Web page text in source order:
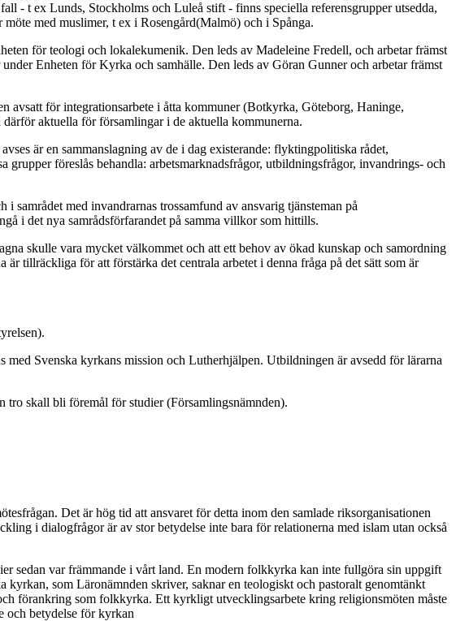
- t ex Lunds, Stockholms och Luleå stift - finns speciella referensgrupper utsedda,
med muslimer, t ex i Rosengård(Malmö) och i Spånga.
för teologi och lokalekumenik. Den leds av Madeleine Fredell, och arbetar främst
Enheten för Kyrka och samhälle. Den leds av Göran Gunner och arbetar främst
avsatt för integrationsarbete i åtta kommuner (Botkyrka, Göteborg, Haninge,
aktuella för församlingar i de aktuella kommunerna.
är en sammanslagning av de i dag existerande: flyktingpolitiska rådet,
grupper föreslås behandla: arbetsmarknadsfrågor, utbildningsfrågor, invandrings- och
med invandrarnas trossamfund av ansvarig tjänsteman på
i det nya samrådsförfarandet på samma villkor som hittills.
skulle vara mycket välkommet och att ett behov av ökad kunskap och samordning
tillräckliga för att förstärka det centrala arbetet i denna fråga på det sätt som är
Svenska kyrkans mission och Lutherhjälpen. Utbildningen är avsedd för lärarna
tro skall bli föremål för studier (Församlingsnämnden).
Det är hög tid att ansvaret för detta inom den samlade riksorganisationen
i dialogfrågor är av stor betydelse inte bara för relationerna med islam utan också
sedan var främmande i vårt land. En modern folkkyrka kan inte fullgöra sin uppgift
som Läronämnden skriver, saknar en teologiskt och pastoralt genomtänkt
förankring som folkkyrka. Ett kyrkligt utvecklingsarbete kring religionsmöten måste
och betydelse för kyrkan